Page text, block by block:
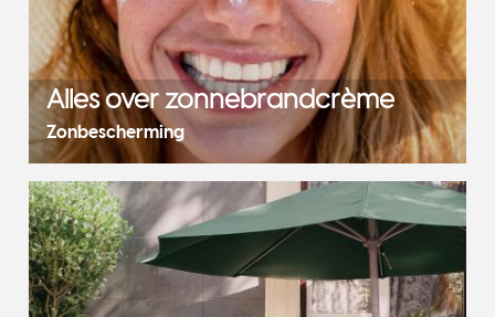
Alles over zonnebrandcrème
Zonbescherming